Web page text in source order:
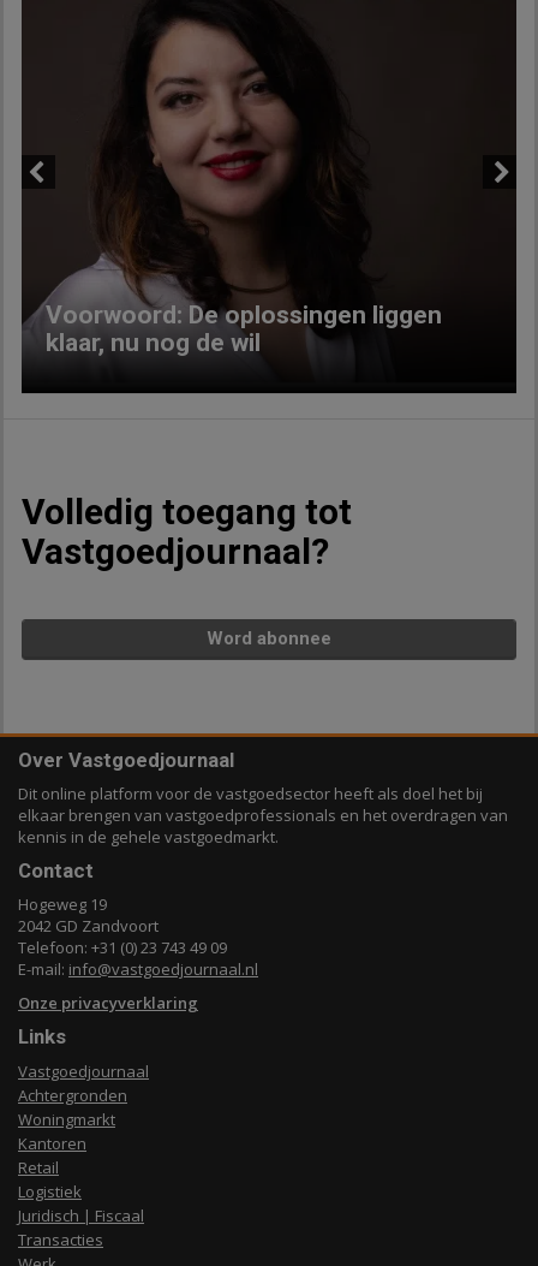
Voorwoord: De oplossingen liggen
klaar, nu nog de wil
Volledig toegang tot
Vastgoedjournaal?
Word abonnee
Over Vastgoedjournaal
Dit online platform voor de vastgoedsector heeft als doel het bij
elkaar brengen van vastgoedprofessionals en het overdragen van
kennis in de gehele vastgoedmarkt.
Contact
Hogeweg 19
2042 GD Zandvoort
Telefoon: +31 (0) 23 743 49 09
E-mail: info@vastgoedjournaal.nl
Onze privacyverklaring
Links
Vastgoedjournaal
Achtergronden
Woningmarkt
Kantoren
Retail
Logistiek
Juridisch | Fiscaal
Transacties